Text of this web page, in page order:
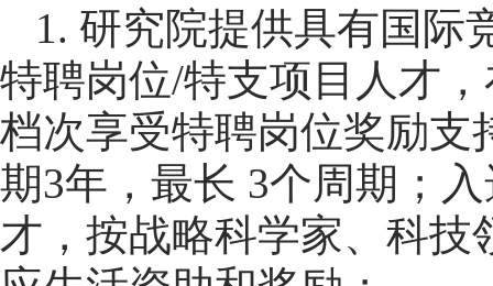
1. 研究院提供具有国际
特聘岗位/特支项目人才
档次享受特聘岗位奖励支
期3年，最长 3个周期；
才，按战略科学家、科